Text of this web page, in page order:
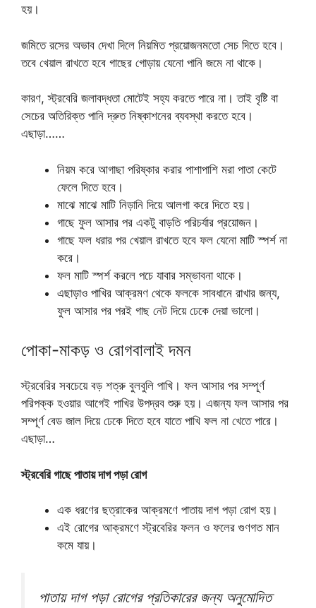
হয়।
জমিতে রসের অভাব দেখা দিলে নিয়মিত প্রয়োজনমতো সেচ দিতে হবে।
তবে খেয়াল রাখতে হবে গাছের গোড়ায় যেনো পানি জমে না থাকে।
কারণ, স্ট্রবেরি জলাবদ্ধতা মোটেই সহ্য করতে পারে না। তাই বৃষ্টি বা
সেচের অতিরিক্ত পানি দ্রুত নিষ্কাশনের ব্যবস্থা করতে হবে।
এছাড়া……
নিয়ম করে আগাছা পরিষ্কার করার পাশাপাশি মরা পাতা কেটে
ফেলে দিতে হবে।
মাঝে মাঝে মাটি নিড়ানি দিয়ে আলগা করে দিতে হয়।
গাছে ফুল আসার পর একটু বাড়তি পরিচর্যার প্রয়োজন।
গাছে ফল ধরার পর খেয়াল রাখতে হবে ফল যেনো মাটি স্পর্শ না
করে।
ফল মাটি স্পর্শ করলে পচে যাবার সম্ভাবনা থাকে।
এছাড়াও পাখির আক্রমণ থেকে ফলকে সাবধানে রাখার‌ জন্য,
ফুল আসার পর পরই গাছ নেট দিয়ে ঢেকে দেয়া ভালো।
পোকা-মাকড় ও রোগবালাই দমন
স্ট্রবেরির সবচেয়ে বড় শত্রু বুলবুলি পাখি। ফল আসার পর সম্পূর্ণ
পরিপক্ক হওয়ার আগেই পাখির উপদ্রব শুরু হয়। এজন্য ফল আসার পর
সম্পূর্ণ বেড জাল দিয়ে ঢেকে দিতে হবে যাতে পাখি ফল না খেতে পারে।
এছাড়া…
স্ট্রবেরি গাছে পাতায় দাগ পড়া রোগ
এক ধরণের ছত্রাকের আক্রমণে পাতায় দাগ পড়া রোগ হয়।
এই রোগের আক্রমণে স্ট্রবেরির ফলন ও ফলের গুণগত মান
কমে যায়।
পাতায় দাগ পড়া রোগের প্রতিকারের জন্য অনুমোদিত